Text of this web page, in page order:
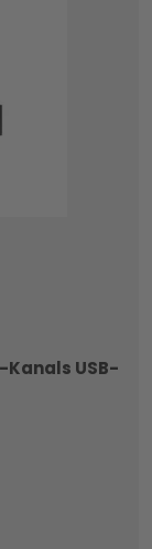
Kanals USB-